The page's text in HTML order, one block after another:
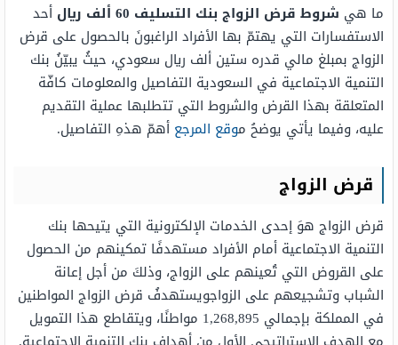
ما هي شروط قرض الزواج بنك التسليف 60 ألف ريال
أحد
الاستفسارات التي يهتمّ بها الأفراد الراغبونَ بالحصول على قرض
الزواج بمبلغ مالي قدره ستين ألف ريال سعودي، حيثُ يبيّنُ بنك
التنمية الاجتماعية في السعودية التفاصيل والمعلومات كافّة
المتعلقة بهذا القرض والشروط التي تتطلبها عملية التقديم
عليه، وفيما يأتي يوضحُ موقع المرجع أهمّ هذهِ التفاصيل.
قرض الزواج
قرض الزواج هوَ إحدى الخدمات الإلكترونية التي يتيحها بنك
التنمية الاجتماعية أمام الأفراد مستهدفًا تمكينهم من الحصول
على القروض التي تُعينهم على الزواج، وذلكَ من أجل إعانة
الشباب وتشجيعهم على الزواجويستهدفُ قرض الزواج المواطنين
في المملكة بإجمالي 1,268,895 مواطنًا، ويتقاطع هذا التمويل